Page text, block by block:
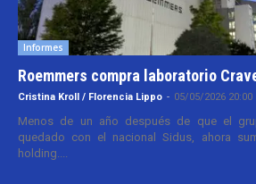
Informes
Roemmers compra laboratorio
Cristina Kroll / Florencia Lippo - 05/05/2026 20:00
Menos de un año después de que el
quedado con el nacional Sidus, ahora
holding....